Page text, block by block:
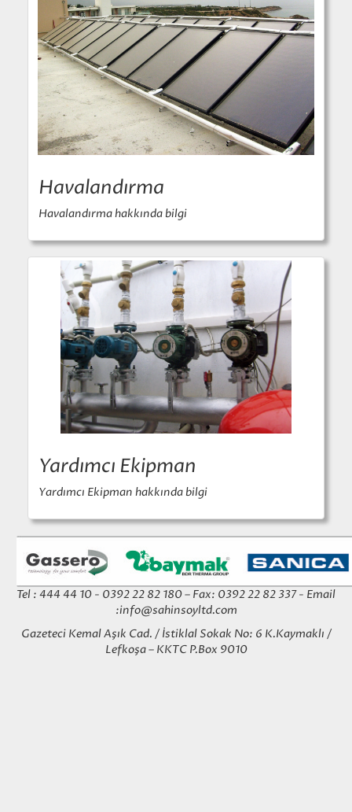
Havalandırma
Havalandırma hakkında bilgi
Yardımcı Ekipman
Yardımcı Ekipman hakkında bilgi
Tel : 444 44 10 - 0392 22 82 180 – Fax: 0392 22 82 337 - Email
:info@sahinsoyltd.com
Gazeteci Kemal Aşık Cad. / İstiklal Sokak No: 6 K.Kaymaklı /
Lefkoşa – KKTC P.Box 9010